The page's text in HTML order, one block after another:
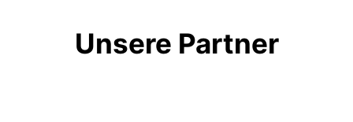
Unsere Partner